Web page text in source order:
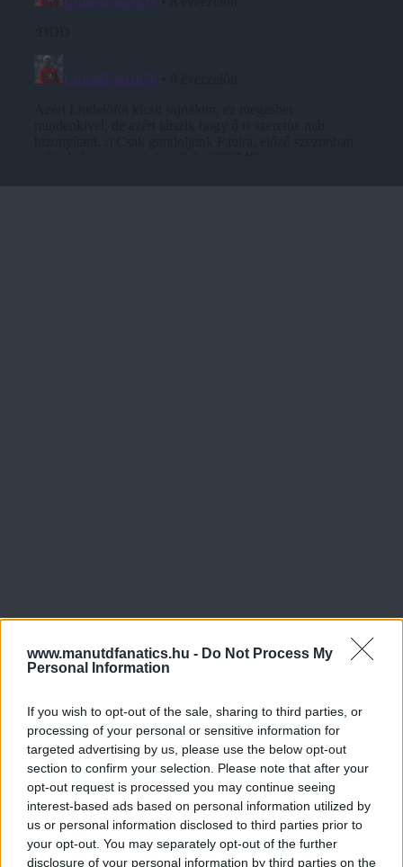
www.manutdfanatics.hu - Do Not Process My
Personal Information
If you wish to opt-out of the sale, sharing to third parties, or
processing of your personal or sensitive information for
targeted advertising by us, please use the below opt-out
section to confirm your selection. Please note that after your
opt-out request is processed you may continue seeing
interest-based ads based on personal information utilized by
us or personal information disclosed to third parties prior to
your opt-out. You may separately opt-out of the further
disclosure of your personal information by third parties on the